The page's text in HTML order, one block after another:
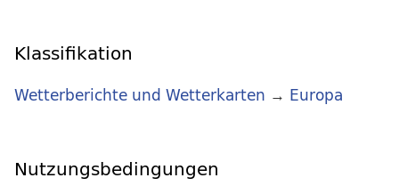
Klassifikation
Wetterberichte und Wetterkarten → Europa
Nutzungsbedingungen